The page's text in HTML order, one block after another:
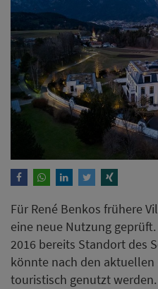
Für René Benkos frühere
eine neue Nutzung
2016 bereits Standort des
könnte nach den
touristisch genutzt